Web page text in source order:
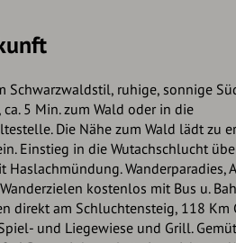
Schwarzwaldstil, ruhige, sonnige
ca. 5 Min. zum Wald oder in die
Die Nähe zum Wald lädt zu
Einstieg in die Wutachschlucht
Haslachmündung. Wanderparadies,
kostenlos mit Bus u.
direkt am Schluchtensteig, 118 Km
und Liegewiese und Grill.